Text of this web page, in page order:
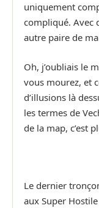
uniquement
compliqué. Avec
autre paire de
Oh, j’oubliais le
vous mourez, et
d’illusions là
les termes de
de la map, c’est
Le dernier
aux Super